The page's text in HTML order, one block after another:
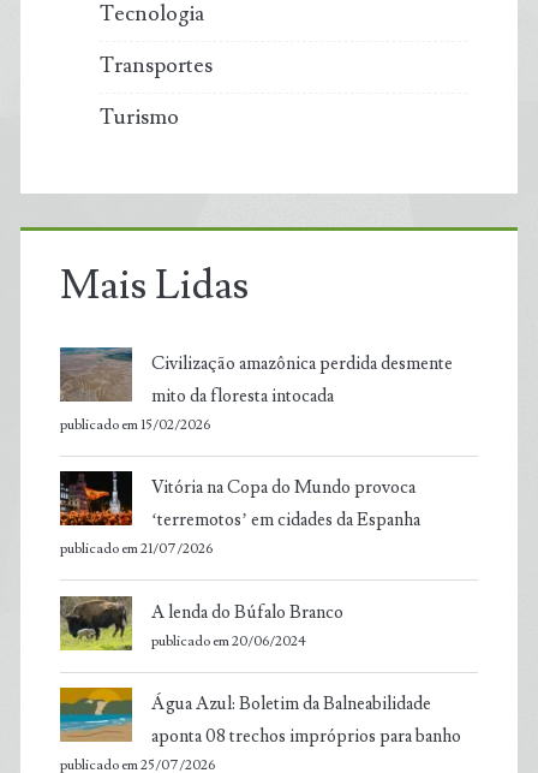
Tecnologia
Transportes
Turismo
Mais Lidas
Civilização amazônica perdida desmente
mito da floresta intocada
publicado em 15/02/2026
Vitória na Copa do Mundo provoca
‘terremotos’ em cidades da Espanha
publicado em 21/07/2026
A lenda do Búfalo Branco
publicado em 20/06/2024
Água Azul: Boletim da Balneabilidade
aponta 08 trechos impróprios para banho
publicado em 25/07/2026